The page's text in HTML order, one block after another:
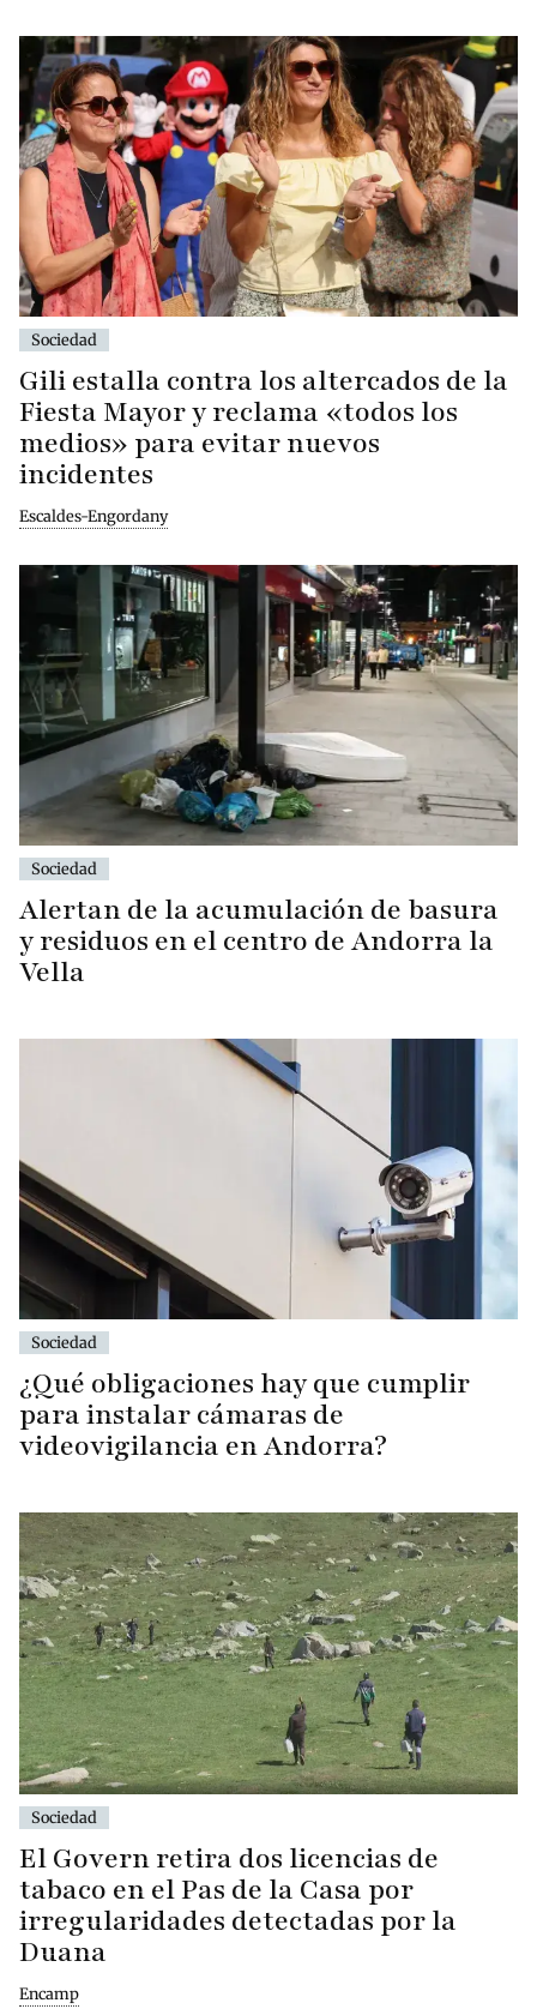
Sociedad
Gili estalla contra los altercados de la
Fiesta Mayor y reclama «todos los
medios» para evitar nuevos
incidentes
Escaldes-Engordany
Sociedad
Alertan de la acumulación de basura
y residuos en el centro de Andorra la
Vella
Sociedad
¿Qué obligaciones hay que cumplir
para instalar cámaras de
videovigilancia en Andorra?
Sociedad
El Govern retira dos licencias de
tabaco en el Pas de la Casa por
irregularidades detectadas por la
Duana
Encamp